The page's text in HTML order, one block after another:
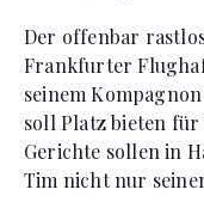
Der offenbar
Frankfurter
seinem
soll Platz bieten für
Gerichte sollen in
Tim nicht nur